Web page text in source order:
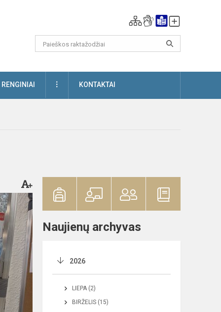
RENGINIAI DAUGIAUKONTAKTAI
Naujienų archyvas
2026
LIEPA (2)
BIRŽELIS (15)